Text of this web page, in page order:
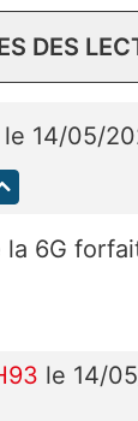
DES
le 14/05/
la 6G
le 14/